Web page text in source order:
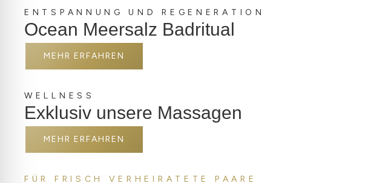
ENTSPANNUNG UND REGENERATION
Ocean Meersalz Badritual
MEHR ERFAHREN
WELLNESS
Exklusiv unsere Massagen
MEHR ERFAHREN
FÜR FRISCH VERHEIRATETE PAARE